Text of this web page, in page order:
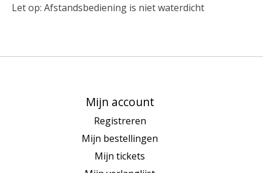
Let op: Afstandsbediening is niet waterdicht
Mijn account
Registreren
Mijn bestellingen
Mijn tickets